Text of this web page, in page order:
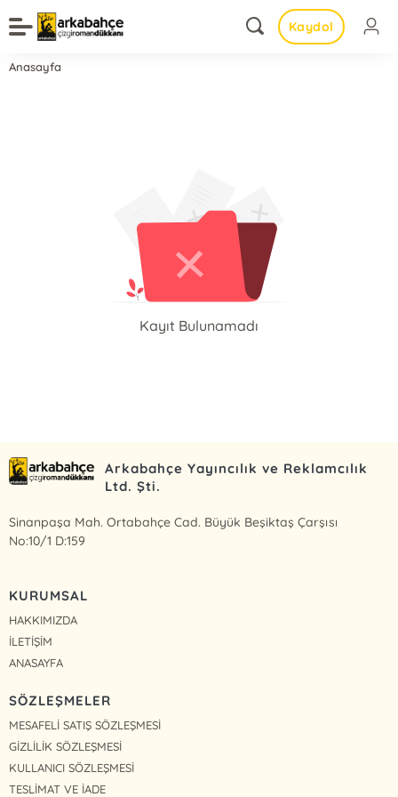
Kaydol
Anasayfa
Kayıt Bulunamadı
Arkabahçe Yayıncılık ve Reklamcılık
Ltd. Şti.
Sinanpaşa Mah. Ortabahçe Cad. Büyük Beşiktaş Çarşısı
No:10/1 D:159
KURUMSAL
HAKKIMIZDA
İLETİŞİM
ANASAYFA
SÖZLEŞMELER
MESAFELİ SATIŞ SÖZLEŞMESİ
GİZLİLİK SÖZLEŞMESİ
KULLANICI SÖZLEŞMESİ
TESLİMAT VE İADE